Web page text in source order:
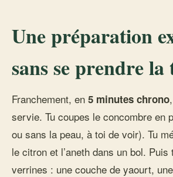
Une préparation
sans se prendre la
Franchement, en 5 minutes chrono
servie. Tu coupes le concombre en
ou sans la peau, à toi de voir). Tu
le citron et l’aneth dans un bol.
verrines : une couche de yaourt,